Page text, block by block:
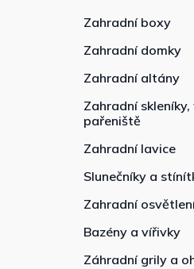
Zahradní boxy
Zahradní domky
Zahradní altány
Zahradní
pařeniště
Zahradní lavice
Slunečníky a
Zahradní
Bazény a vířivky
Záhradní grily a